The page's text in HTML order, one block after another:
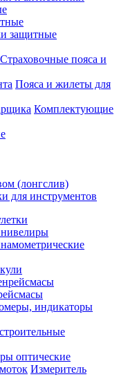
защитные
Страховочные пояса и
Пояса и жилеты для
Комплектующие
(лонгслив)
для инструментов
индикаторы
оптические
Измеритель